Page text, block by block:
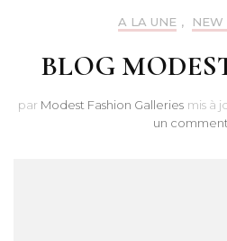
A LA UNE , NEW
BLOG
par Modest Fashion Galleries mis à
un